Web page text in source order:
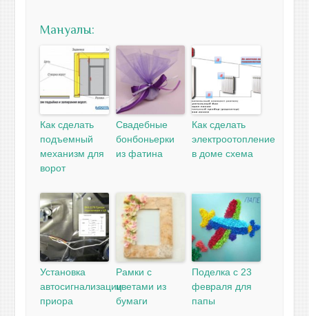
Мануалы:
Как сделать
подъемный
механизм для
ворот
Свадебные
бонбоньерки
из фатина
Как сделать
электроотопление
в доме схема
Установка
автосигнализации
приора
Рамки с
цветами из
бумаги
Поделка с 23
февраля для
папы